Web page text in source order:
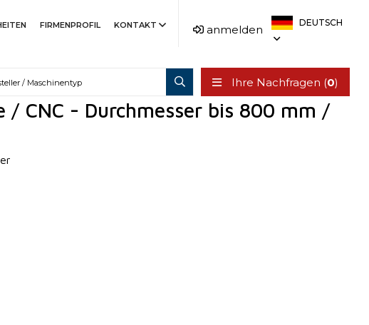
FIRMENPROFIL KONTAKT anmelden
DEUTSCH
Ihre Nachfragen (0)
/ CNC - Durchmesser bis 800 mm /